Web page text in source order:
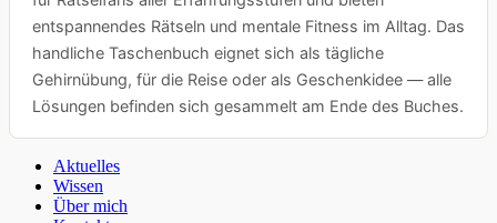
entspannendes Rätseln und mentale Fitness im Alltag. Das
handliche Taschenbuch eignet sich als tägliche
Gehirnübung, für die Reise oder als Geschenkidee — alle
Lösungen befinden sich gesammelt am Ende des Buches.
Aktuelles
Wissen
Über mich